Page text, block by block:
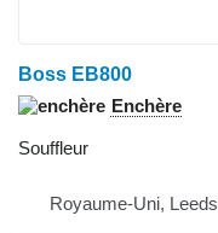
Boss EB800
Enchère
Souffleur
Royaume-Uni, Leeds